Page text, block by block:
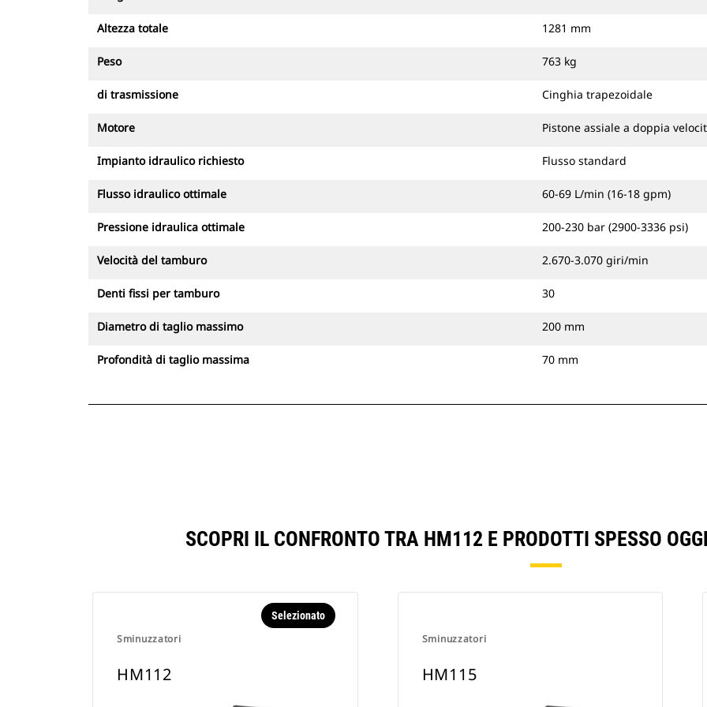
Altezza totale 1281 mm
Peso 763 kg
di trasmissione Cinghia trapezoidale
Motore Pistone assiale a doppia
Impianto idraulico richiesto Flusso standard
Flusso idraulico ottimale 60-69 L/min (16-18 gpm)
Pressione idraulica ottimale 200-230 bar (2900-3336 psi)
Velocità del tamburo 2.670-3.070 giri/min
Denti fissi per tamburo 30
Diametro di taglio massimo 200 mm
Profondità di taglio massima 70 mm
SCOPRI IL CONFRONTO TRA HM112 E PRODOTTI SPESSO
Sminuzzatori
Selezionato
HM112
Sminuzzatori
HM115